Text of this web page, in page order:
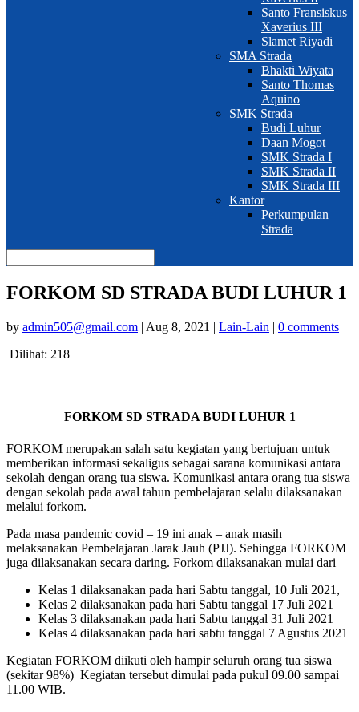
Santo Fransiskus
Xaverius III
Slamet Riyadi
SMA Strada
Bhakti Wiyata
Santo Thomas
Aquino
SMK Strada
Budi Luhur
Daan Mogot
SMK Strada I
SMK Strada II
SMK Strada III
Kantor
Perkumpulan
Strada
FORKOM SD STRADA BUDI LUHUR 1
by admin505@gmail.com | Aug 8, 2021 | Lain-Lain | 0 comments
Dilihat: 218
FORKOM SD STRADA BUDI LUHUR 1
FORKOM merupakan salah satu kegiatan yang bertujuan untuk
memberikan informasi sekaligus sebagai sarana komunikasi antara
sekolah dengan orang tua siswa. Komunikasi antara orang tua siswa
dengan sekolah pada awal tahun pembelajaran selalu dilaksanakan
melalui forkom.
Pada masa pandemic covid – 19 ini anak – anak masih
melaksanakan Pembelajaran Jarak Jauh (PJJ). Sehingga FORKOM
juga dilaksanakan secara daring. Forkom dilaksanakan mulai dari
Kelas 1 dilaksanakan pada hari Sabtu tanggal, 10 Juli 2021,
Kelas 2 dilaksanakan pada hari Sabtu tanggal 17 Juli 2021
Kelas 3 dilaksanakan pada hari Sabtu tanggal 31 Juli 2021
Kelas 4 dilaksanakan pada hari sabtu tanggal 7 Agustus 2021
Kegiatan FORKOM diikuti oleh hampir seluruh orang tua siswa
(sekitar 98%) Kegiatan tersebut dimulai pada pukul 09.00 sampai
11.00 WIB.